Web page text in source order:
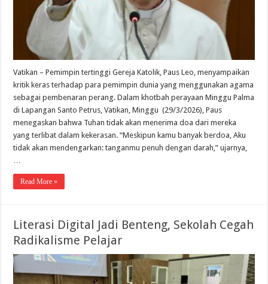
Vatikan – Pemimpin tertinggi Gereja Katolik, Paus Leo, menyampaikan
kritik keras terhadap para pemimpin dunia yang menggunakan agama
sebagai pembenaran perang. Dalam khotbah perayaan Minggu Palma
di Lapangan Santo Petrus, Vatikan, Minggu (29/3/2026), Paus
menegaskan bahwa Tuhan tidak akan menerima doa dari mereka
yang terlibat dalam kekerasan. “Meskipun kamu banyak berdoa, Aku
tidak akan mendengarkan: tanganmu penuh dengan darah,” ujarnya,
Read More »
Literasi Digital Jadi Benteng, Sekolah Cegah
Radikalisme Pelajar